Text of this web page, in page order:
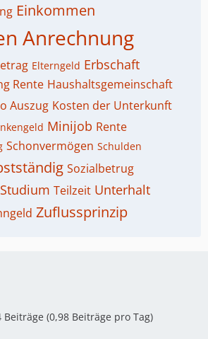
Einkommen
Anrechnung
Elterngeld Erbschaft
Rente Haushaltsgemeinschaft
Auszug Kosten der Unterkunft
Minijob Rente
Schonvermögen Schulden
Sozialbetrug
Studium Teilzeit Unterhalt
Zuflussprinzip
Beiträge (0,98 Beiträge pro Tag)